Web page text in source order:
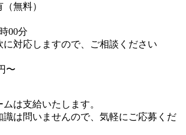
無料）
00分
に対応しますので、ご相談ください
〜
は支給いたします。
識は問いませんので、気軽にご応募くだ